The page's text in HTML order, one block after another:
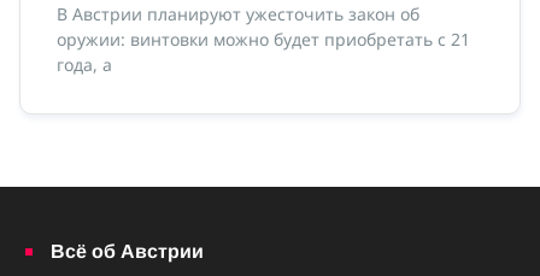
В Австрии планируют ужесточить закон об
оружии: винтовки можно будет приобретать с 21
года, а
Всё об Австрии